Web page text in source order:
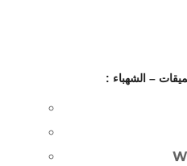
– الشهباء :